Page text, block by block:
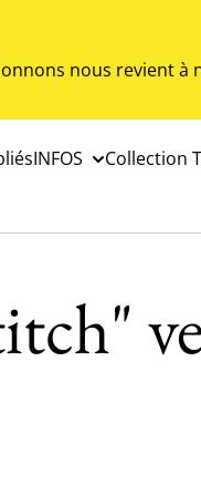
nous revient à
INFOS
Collection